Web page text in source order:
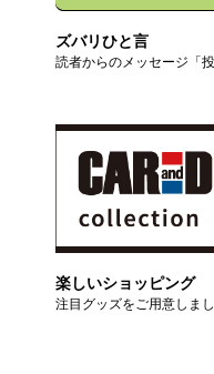
ズバリひと言
読者からのメッセージ「投
楽しいショッピング
注目グッズをご用意しま